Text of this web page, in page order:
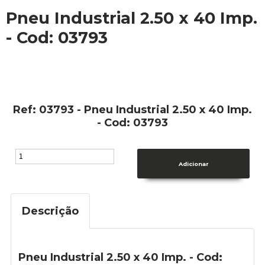
Pneu Industrial 2.50 x 40 Imp.
- Cod: 03793
Ref: 03793 - Pneu Industrial 2.50 x 40 Imp.
- Cod: 03793
Descrição
Pneu Industrial 2.50 x 40 Imp. - Cod: